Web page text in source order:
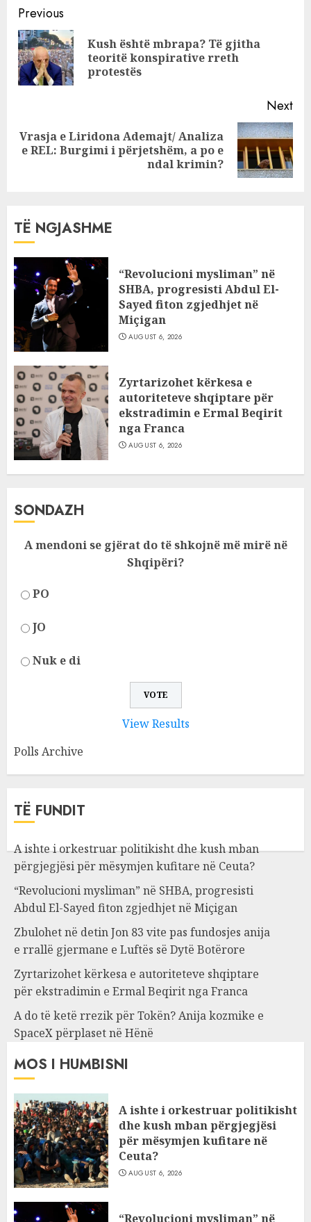
në gjunjë të bijës
së saj: A do që të
bëhem unë babai
yt?
Continue
Reading
Previous
Kush është mbrapa? Të gjitha
teoritë konspirative rreth
protestës
Next
Next
Vrasja e Liridona Ademajt/ Analiza
e REL: Burgimi i përjetshëm, a po e
ndal krimin?
TË NGJASHME
“Revolucioni mysliman” në
SHBA, progresisti Abdul El-
Sayed fiton zgjedhjet në
Miçigan
AUGUST 6, 2026
Zyrtarizohet kërkesa e
autoriteteve shqiptare për
ekstradimin e Ermal Beqirit
nga Franca
AUGUST 6, 2026
SONDAZH
A mendoni se gjërat do të shkojnë më mirë në
Shqipëri?
PO
JO
Nuk e di
View Results
Polls Archive
TË FUNDIT
A ishte i orkestruar politikisht dhe kush mban
përgjegjësi për mësymjen kufitare në Ceuta?
“Revolucioni mysliman” në SHBA, progresisti
Abdul El-Sayed fiton zgjedhjet në Miçigan
Zbulohet në detin Jon 83 vite pas fundosjes anija
e rrallë gjermane e Luftës së Dytë Botërore
Zyrtarizohet kërkesa e autoriteteve shqiptare
për ekstradimin e Ermal Beqirit nga Franca
A do të ketë rrezik për Tokën? Anija kozmike e
SpaceX përplaset në Hënë
MOS I HUMBISNI
A ishte i orkestruar politikisht
dhe kush mban përgjegjësi
për mësymjen kufitare në
Ceuta?
AUGUST 6, 2026
“Revolucioni mysliman” në